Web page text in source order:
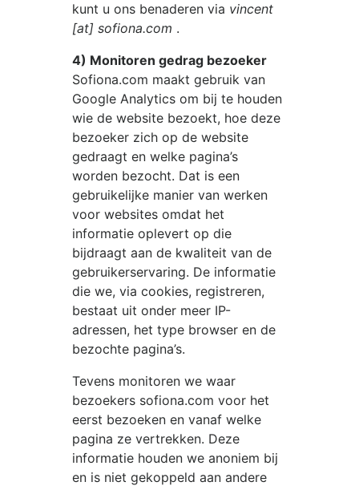
kunt u ons benaderen via vincent
[at] sofiona.com .
4) Monitoren gedrag bezoeker
Sofiona.com maakt gebruik van
Google Analytics om bij te houden
wie de website bezoekt, hoe deze
bezoeker zich op de website
gedraagt en welke pagina’s
worden bezocht. Dat is een
gebruikelijke manier van werken
voor websites omdat het
informatie oplevert op die
bijdraagt aan de kwaliteit van de
gebruikerservaring. De informatie
die we, via cookies, registreren,
bestaat uit onder meer IP-
adressen, het type browser en de
bezochte pagina’s.
Tevens monitoren we waar
bezoekers sofiona.com voor het
eerst bezoeken en vanaf welke
pagina ze vertrekken. Deze
informatie houden we anoniem bij
en is niet gekoppeld aan andere